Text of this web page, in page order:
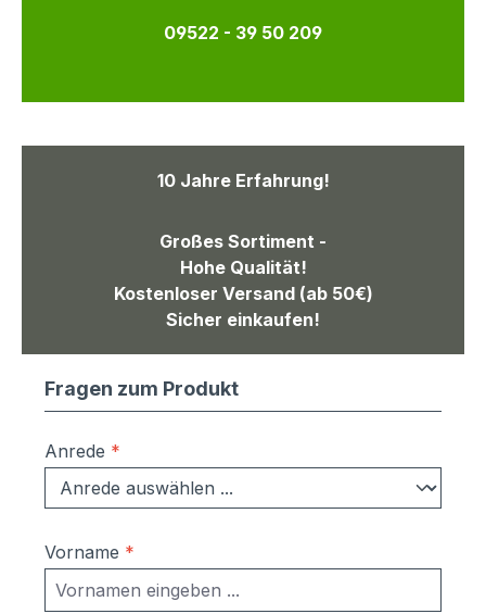
09522 - 39 50 209
10 Jahre Erfahrung!
Großes Sortiment -
Hohe Qualität!
Kostenloser Versand (ab 50€)
Sicher einkaufen!
Fragen zum Produkt
Anrede *
Vorname *